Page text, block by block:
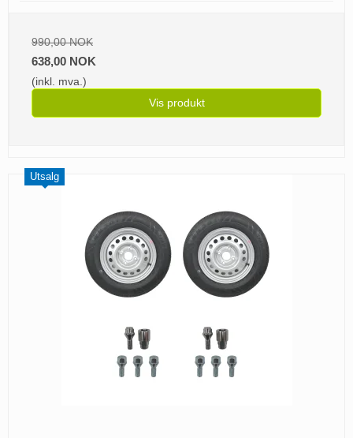
990,00 NOK
638,00 NOK
(inkl. mva.)
Vis produkt
Utsalg